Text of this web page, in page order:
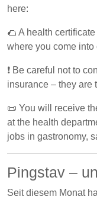
here:
🌮 A health
where you come into
❗️ Be careful not to
insurance – they are
📜 You will receive
at the health
jobs in gastronomy,
Pingstav –
Seit diesem Monat